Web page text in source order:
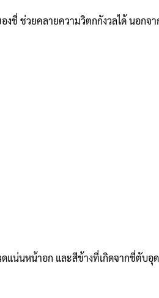
งชี่ ช่วยคลายความวิตกกังวลได้ นอกจ
แน่นหน้าอก และสีข้างที่เกิดจากชี่ตับอุ